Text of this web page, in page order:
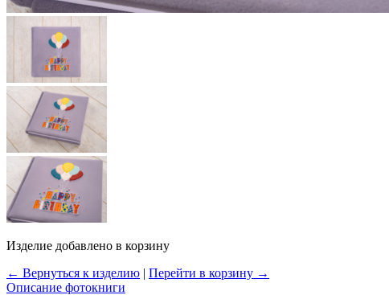
Изделие добавлено в корзину
← Вернуться к изделию | Перейти в корзину →
Описание фотокниги